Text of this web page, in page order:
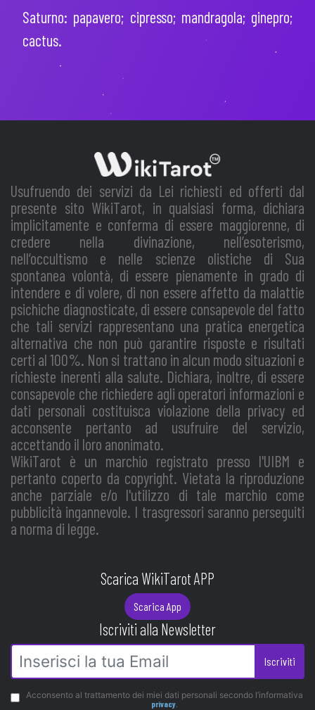
Saturno: papavero; cipresso; mandragola; ginepro;
cactus.
Usufruendo dei servizi da Lei richiesti ed offerti dal
presente sito WikiTarot, in qualsiasi forma, dichiara
implicitamente e conferma di essere maggiorenne, di
credere nella divinazione, nell’esoterismo,
nell’occultismo e nelle scienze olistiche di Sua
spontanea volontà, di essere pienamente in grado di
intendere e di volere, di non essere affetto da malattie
psichiche diagnosticate, di essere consapevole del fatto
che tali servizi rappresentano una pratica energetica
alternativa che non può garantire risposte e risultati
certi al 100%. Non si trattano in alcun modo situazioni e
richieste inerenti alla salute. Dichiara, inoltre, di essere
consapevole che richiedere agli operatori informazioni e
dati personali costituisca violazione della privacy ed
acconsente pertanto ad usufruire del servizio,
accettando il loro anonimato.
WikiTarot è un marchio registrato presso l'UIBM e
pertanto coperto da copyright. Vietata la riproduzione
anche parziale e/o l'utilizzo di tale marchio come
pubblicità ingannevole. I trasgressori saranno perseguiti
a norma di legge.
Scarica WikiTarot APP
Scarica App
Iscriviti alla Newsletter
Iscriviti
Acconsento al trattamento dei miei dati personali secondo l’informativa
privacy.